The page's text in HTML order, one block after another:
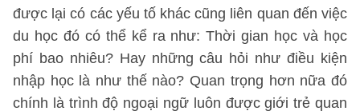
được lại có các yếu tố khác cũng liên quan đến việc
du học đó có thể kể ra như: Thời gian học và học
phí bao nhiêu? Hay những câu hỏi như điều kiện
nhập học là như thế nào? Quan trọng hơn nữa đó
chính là trình độ ngoại ngữ luôn được giới trẻ quan